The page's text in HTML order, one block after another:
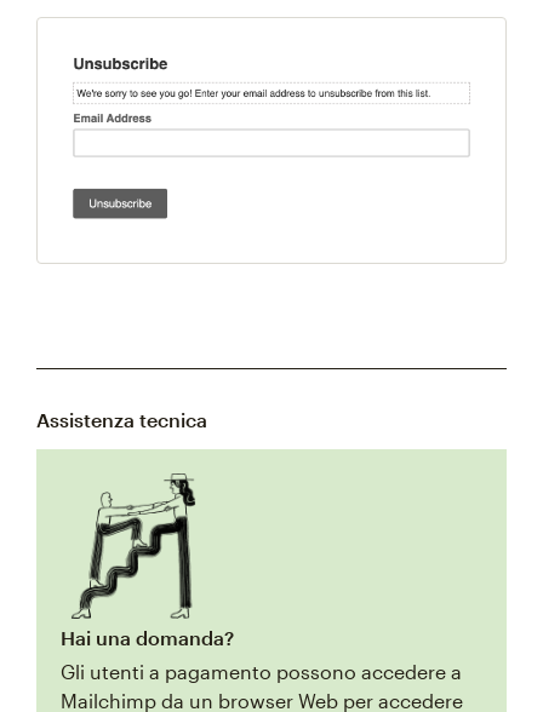
Assistenza tecnica
Hai una domanda?
Gli utenti a pagamento possono accedere a
Mailchimp da un browser Web per accedere